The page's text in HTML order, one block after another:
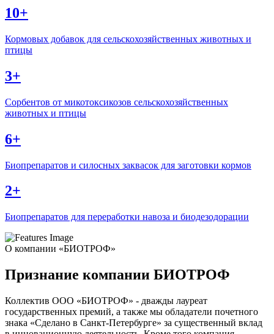
10+
Кормовых добавок для сельскохозяйственных животных и
птицы
3+
Сорбентов от микотоксикозов сельскохозяйственных
животных и птицы
6+
Биопрепаратов и силосных заквасок для заготовки кормов
2+
Биопрепаратов для переработки навоза и биодезодорации
О компании «БИОТРОФ»
Признание компании БИОТРОФ
Коллектив ООО «БИОТРОФ» - дважды лауреат
государственных премий, а также мы обладатели почетного
знака «Сделано в Санкт-Петербурге» за существенный вклад